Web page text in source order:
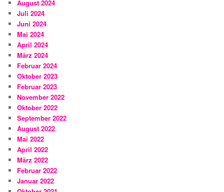
August 2024
Juli 2024
Juni 2024
Mai 2024
April 2024
März 2024
Februar 2024
Oktober 2023
Februar 2023
November 2022
Oktober 2022
September 2022
August 2022
Mai 2022
April 2022
März 2022
Februar 2022
Januar 2022